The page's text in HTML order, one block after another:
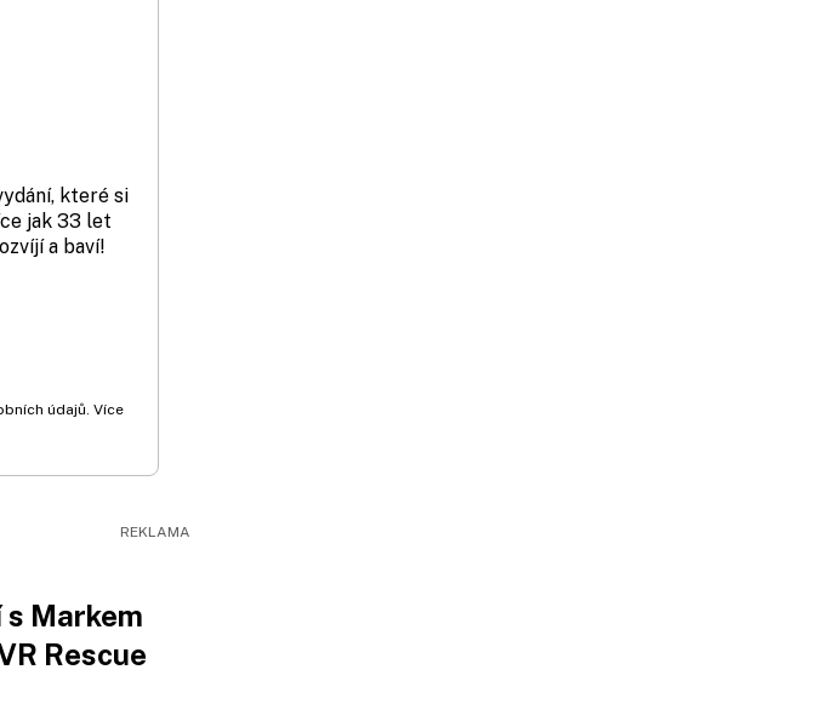
které si
jak 33 let
a baví!
údajů. Více
s Markem
Rescue